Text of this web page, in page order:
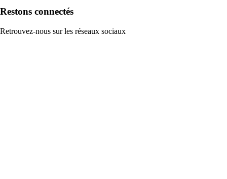
Restons connectés
Retrouvez-nous sur les réseaux sociaux